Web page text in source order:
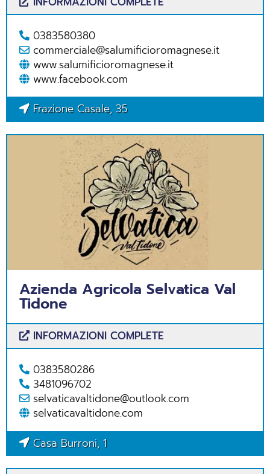
0383580380
commerciale@salumificioromagnese.it
www.salumificioromagnese.it
www.facebook.com
Frazione Casale, 35
Azienda Agricola Selvatica Val
Tidone
INFORMAZIONI COMPLETE
0383580286
3481096702
selvaticavaltidone@outlook.com
selvaticavaltidone.com
Casa Burroni, 1